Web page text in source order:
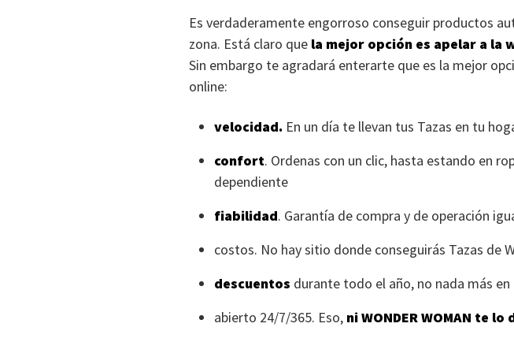
Es verdaderamente engorroso conseguir productos
zona. Está claro que la mejor opción es apelar a la
Sin embargo te agradará enterarte que es la mejor
online:
velocidad. En un día te llevan tus Tazas en tu
confort. Ordenas con un clic, hasta estando en
dependiente
fiabilidad. Garantía de compra y de operación
costos. No hay sitio donde conseguirás Tazas de
descuentos durante todo el año, no nada más en
abierto 24/7/365. Eso, niWONDER WOMAN te lo